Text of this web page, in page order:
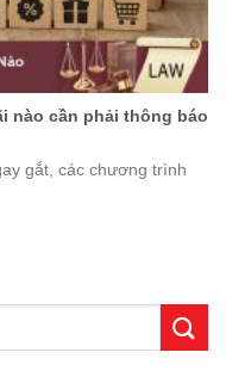
nào cần phải thông báo
gắt, các chương trình